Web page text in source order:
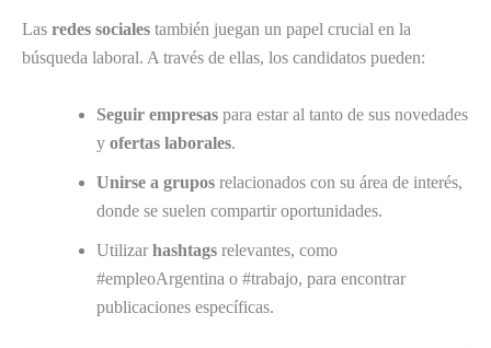
Las redes sociales también juegan un papel crucial en la
búsqueda laboral. A través de ellas, los candidatos pueden:
Seguir empresas para estar al tanto de sus novedades
y ofertas laborales.
Unirse a grupos relacionados con su área de interés,
donde se suelen compartir oportunidades.
Utilizar hashtags relevantes, como
#empleoArgentina o #trabajo, para encontrar
publicaciones específicas.